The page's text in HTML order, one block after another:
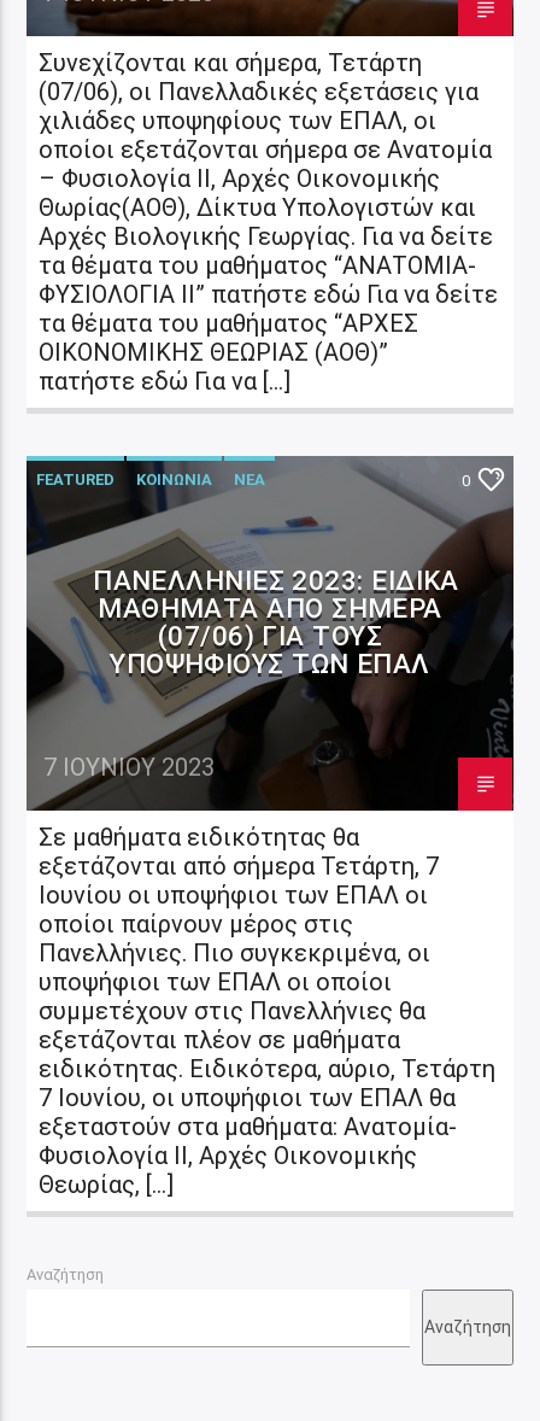
Συνεχίζονται και σήμερα, Τετάρτη
(07/06), οι Πανελλαδικές εξετάσεις για
χιλιάδες υποψηφίους των ΕΠΑΛ, οι
οποίοι εξετάζονται σήμερα σε Ανατομία
– Φυσιολογία ΙΙ, Αρχές Οικονομικής
Θωρίας(ΑΟΘ), Δίκτυα Υπολογιστών και
Αρχές Βιολογικής Γεωργίας. Για να δείτε
τα θέματα του μαθήματος “ΑΝΑΤΟΜΙΑ-
ΦΥΣΙΟΛΟΓΙΑ II” πατήστε εδώ Για να δείτε
τα θέματα του μαθήματος “ΑΡΧΕΣ
ΟΙΚΟΝΟΜΙΚΗΣ ΘΕΩΡΙΑΣ (ΑΟΘ)”
πατήστε εδώ Για να […]
FEATURED ΚΟΙΝΩΝΙΑ ΝΕΑ 0
ΠΑΝΕΛΛΉΝΙΕΣ 2023: ΕΙΔΙΚΆ
ΜΑΘΉΜΑΤΑ ΑΠΌ ΣΉΜΕΡΑ
(07/06) ΓΙΑ ΤΟΥΣ
ΥΠΟΨΉΦΙΟΥΣ ΤΩΝ ΕΠΑΛ
7 ΙΟΥΝΊΟΥ 2023
Σε μαθήματα ειδικότητας θα
εξετάζονται από σήμερα Τετάρτη, 7
Ιουνίου οι υποψήφιοι των ΕΠΑΛ οι
οποίοι παίρνουν μέρος στις
Πανελλήνιες. Πιο συγκεκριμένα, οι
υποψήφιοι των ΕΠΑΛ οι οποίοι
συμμετέχουν στις Πανελλήνιες θα
εξετάζονται πλέον σε μαθήματα
ειδικότητας. Ειδικότερα, αύριο, Τετάρτη
7 Ιουνίου, οι υποψήφιοι των ΕΠΑΛ θα
εξεταστούν στα μαθήματα: Ανατομία-
Φυσιολογία ΙΙ, Αρχές Οικονομικής
Θεωρίας, […]
Αναζήτηση
Αναζήτηση